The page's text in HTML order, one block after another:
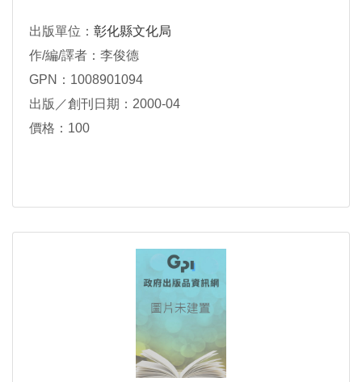
出版單位： 彰化縣文化局
作/編/譯者：李俊德
GPN：1008901094
出版／創刊日期：2000-04
價格：100